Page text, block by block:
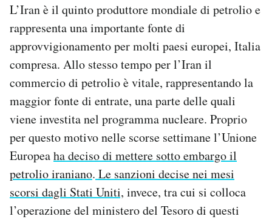
L’Iran è il quinto produttore mondiale di petrolio e
rappresenta una importante fonte di
approvvigionamento per molti paesi europei, Italia
compresa. Allo stesso tempo per l’Iran il
commercio di petrolio è vitale, rappresentando la
maggior fonte di entrate, una parte delle quali
viene investita nel programma nucleare. Proprio
per questo motivo nelle scorse settimane l’Unione
Europeaha deciso di mettere sotto embargo il
petrolio iraniano. Le sanzioni decise nei mesi
scorsi dagli Stati Uniti, invece, tra cui si colloca
l’operazione del ministero del Tesoro di questi